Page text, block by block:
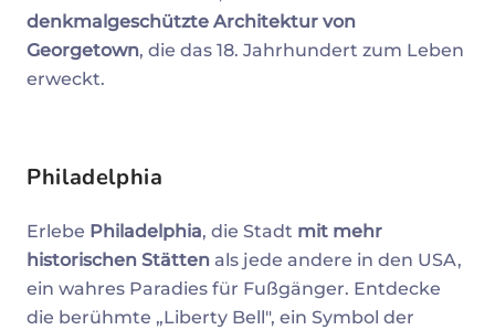
denkmalgeschützte Architektur von
Georgetown, die das 18. Jahrhundert zum Leben
erweckt.
Philadelphia
Erlebe Philadelphia, die Stadt mit mehr
historischen Stätten als jede andere in den USA,
ein wahres Paradies für Fußgänger. Entdecke
die berühmte „Liberty Bell", ein Symbol der